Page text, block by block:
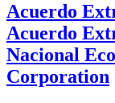
Acuerdo
Acuerdo
Nacional
Corporation